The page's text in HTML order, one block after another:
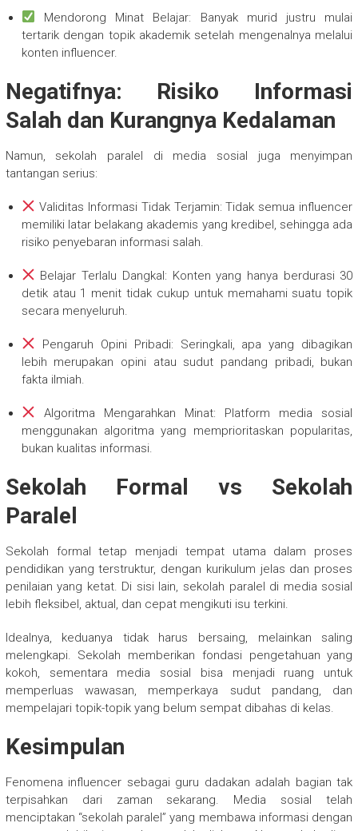
Mendorong Minat Belajar: Banyak murid justru mulai
tertarik dengan topik akademik setelah mengenalnya melalui
konten influencer.
Negatifnya: Risiko Informasi
Salah dan Kurangnya Kedalaman
Namun, sekolah paralel di media sosial juga menyimpan
tantangan serius:
Validitas Informasi Tidak Terjamin: Tidak semua influencer
memiliki latar belakang akademis yang kredibel, sehingga ada
risiko penyebaran informasi salah.
Belajar Terlalu Dangkal: Konten yang hanya berdurasi 30
detik atau 1 menit tidak cukup untuk memahami suatu topik
secara menyeluruh.
Pengaruh Opini Pribadi: Seringkali, apa yang dibagikan
lebih merupakan opini atau sudut pandang pribadi, bukan
fakta ilmiah.
Algoritma Mengarahkan Minat: Platform media sosial
menggunakan algoritma yang memprioritaskan popularitas,
bukan kualitas informasi.
Sekolah Formal vs Sekolah
Paralel
Sekolah formal tetap menjadi tempat utama dalam proses
pendidikan yang terstruktur, dengan kurikulum jelas dan proses
penilaian yang ketat. Di sisi lain, sekolah paralel di media sosial
lebih fleksibel, aktual, dan cepat mengikuti isu terkini.
Idealnya, keduanya tidak harus bersaing, melainkan saling
melengkapi. Sekolah memberikan fondasi pengetahuan yang
kokoh, sementara media sosial bisa menjadi ruang untuk
memperluas wawasan, memperkaya sudut pandang, dan
mempelajari topik-topik yang belum sempat dibahas di kelas.
Kesimpulan
Fenomena influencer sebagai guru dadakan adalah bagian tak
terpisahkan dari zaman sekarang. Media sosial telah
menciptakan “sekolah paralel” yang membawa informasi dengan